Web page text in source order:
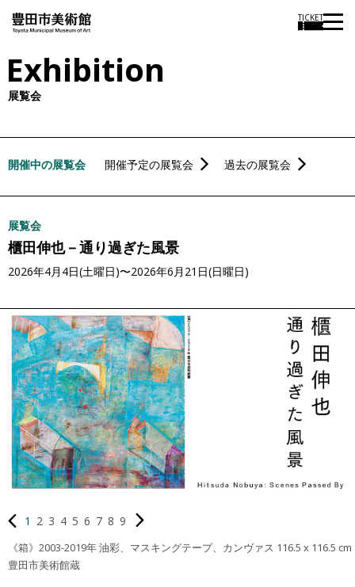
TICKET
本
文
に
ス
キ
プ
Exhibition
展覧会
開催中の展覧会 開催予定の展覧会 過去の展覧会
展覧会
櫃田伸也－通り過ぎた風景
2026年4月4日(土曜日)〜2026年6月21日(日曜日)
《箱》2003-2019年 油彩、マスキングテープ、カンヴァス 116.5 x 116.5 cm
豊田市美術館蔵
1 2 3 4 5 6 7 8 9